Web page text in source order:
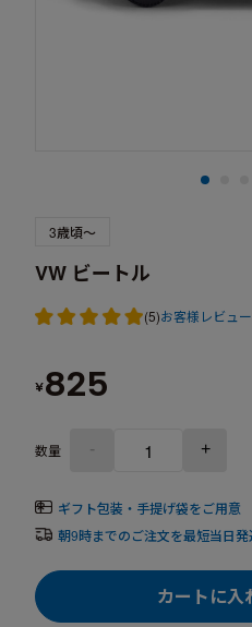
3歳頃～
VW ビートル
(5)お客様レビュ
¥825
数量 - +
ギフト包装・手提げ袋をご用意
朝9時までのご注文を最短当日発
カートに入